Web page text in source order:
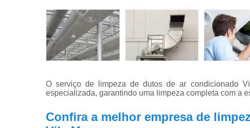
O serviço de limpeza de dutos de ar condicionado
especializada, garantindo uma limpeza completa com a
Confira a melhor empresa de